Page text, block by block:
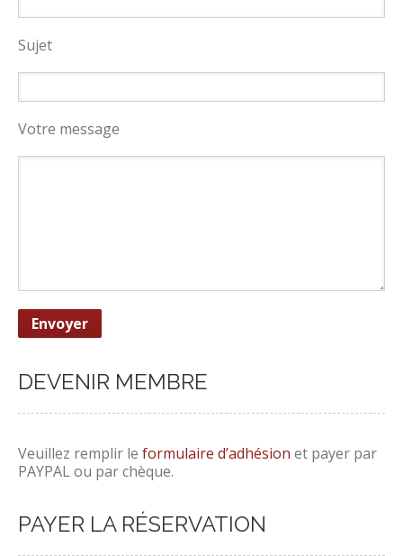
Sujet
Votre message
DEVENIR MEMBRE
Veuillez remplir le formulaire d’adhésion et payer par
PAYPAL ou par chèque.
PAYER LA RÉSERVATION